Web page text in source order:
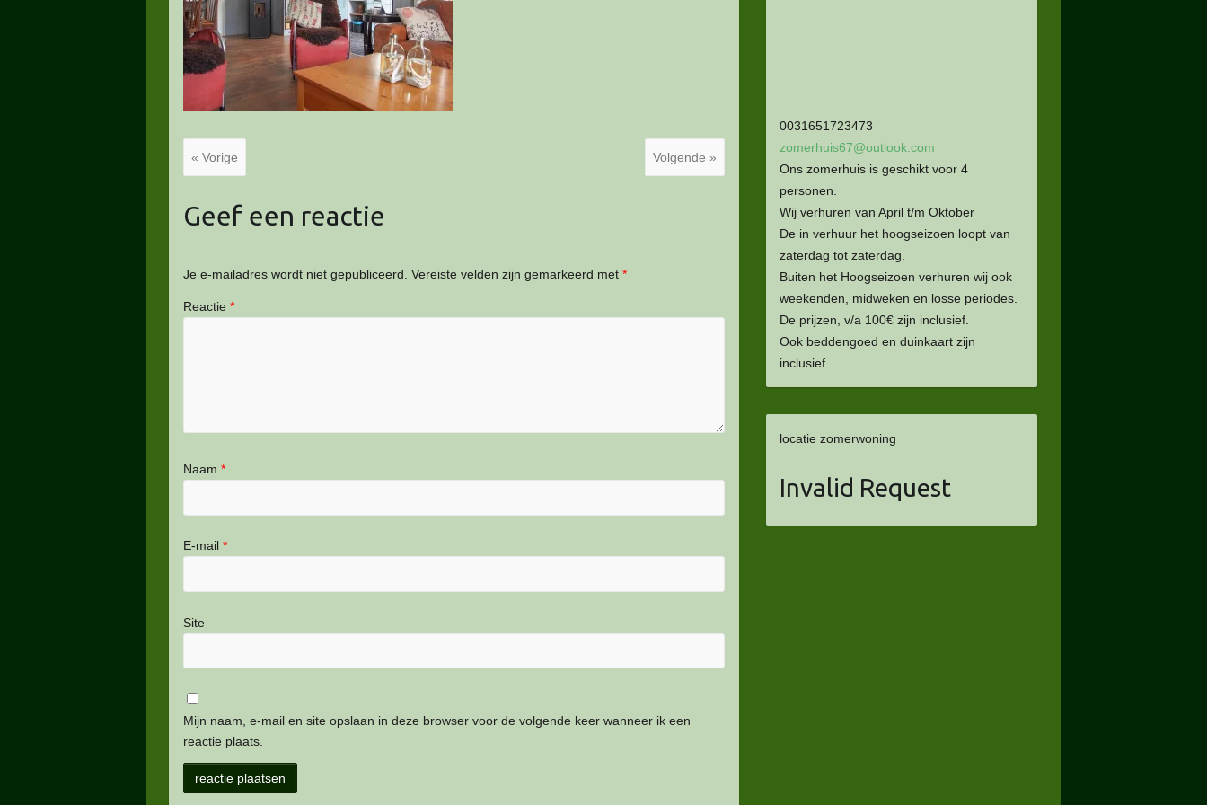
« Vorige Volgende »
Geef een reactie
Je e-mailadres wordt niet gepubliceerd. Vereiste velden zijn gemarkeerd met*
Reactie*
Naam*
E-mail*
Site
Mijn naam, e-mail en site opslaan in deze browser voor de volgende keer wanneer ik een
reactie plaats.
0031651723473
zomerhuis67@outlook.com
Ons zomerhuis is geschikt voor 4
personen.
Wij verhuren van April t/m Oktober
De in verhuur het hoogseizoen loopt van
zaterdag tot zaterdag.
Buiten het Hoogseizoen verhuren wij ook
weekenden, midweken en losse periodes.
De prijzen, v/a 100€ zijn inclusief.
Ook beddengoed en duinkaart zijn
inclusief.
locatie zomerwoning
Invalid Request